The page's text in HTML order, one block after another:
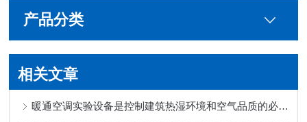
产品分类
相关文章
暖通空调实验设备是控制建筑热湿环境和空气品质的必要设备